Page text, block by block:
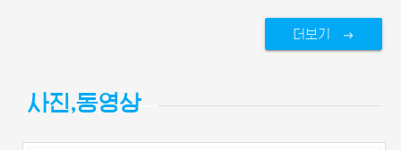
더보기
사진,동영상